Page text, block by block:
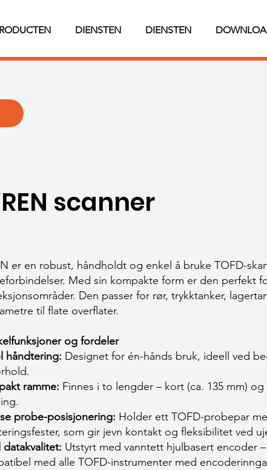
DIENSTEN
DIENSTEN
scanner
er en robust, håndholdt og enkel å bruke TOFD-
Med sin kompakte form er den perfekt
Den passer for rør, trykktanker,
til flate overflater.
og fordeler
håndtering: Designet for én-hånds bruk, ideell ved
ramme: Finnes i to lengder – kort (ca. 135 mm) og
probe-posisjonering: Holder ett TOFD-probepar
som gir jevn kontakt og fleksibilitet ved
datakvalitet: Utstyrt med vanntett hjulbasert encoder
med alle TOFD-instrumenter med